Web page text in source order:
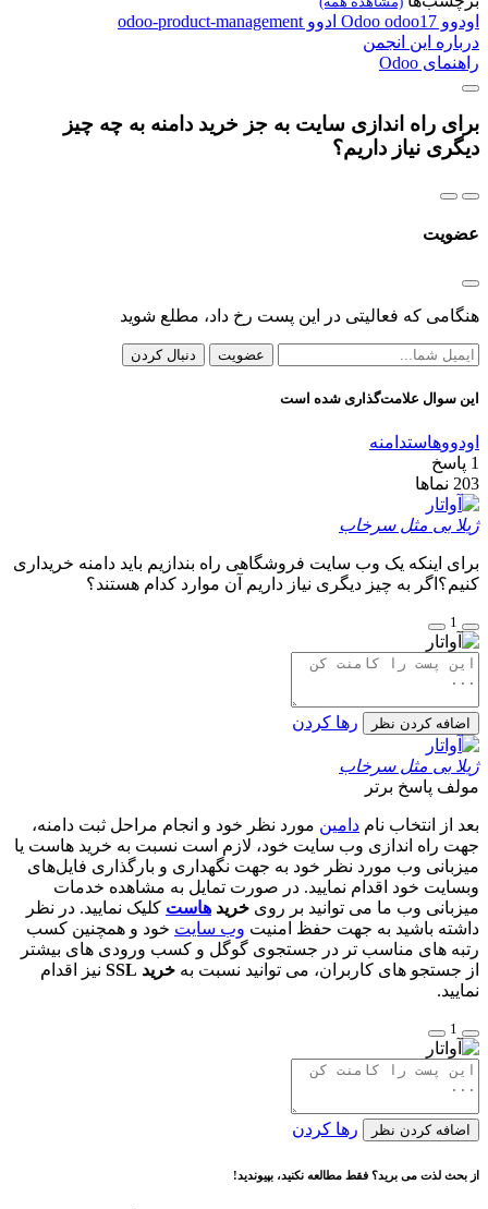
اودوو Odoo odoo17 ادوو odoo-product-management
درباره این انجمن
راهنمای Odoo
برای راه اندازی سایت به جز خرید دامنه به چه چیز
دیگری نیاز داریم؟
عضویت
هنگامی که فعالیتی در این پست رخ داد، مطلع شوید
عضویت دنبال کردن
این سوال علامت‌گذاری شده است
اودووهاستدامنه
1 پاسخ
203 نماها
ژیلا بی مثل سرخاب
برای اینکه یک وب سایت فروشگاهی راه بندازیم باید دامنه خریداری
کنیم؟اگر به چیز دیگری نیاز داریم آن موارد کدام هستند؟
1
اضافه کردن نظر رها کردن
ژیلا بی مثل سرخاب
مولف پاسخ برتر
بعد از انتخاب نام دامین مورد نظر خود و انجام مراحل ثبت دامنه،
جهت راه اندازی وب سایت خود، لازم است نسبت به خرید هاست یا
میزبانی وب مورد نظر خود به جهت نگهداری و بارگذاری فایل‌های
وبسایت خود اقدام نمایید. در صورت تمایل به مشاهده خدمات
میزبانی وب ما می توانید بر روی خرید هاست کلیک نمایید. در نظر
داشته باشید به جهت حفظ امنیت وب سایت خود و همچنین کسب
رتبه های مناسب تر در جستجوی گوگل و کسب ورودی های بیشتر
از جستجو های کاربران، می توانید نسبت به خرید SSL
نیز اقدام
نمایید.
1
اضافه کردن نظر رها کردن
از بحث لذت می برید؟ فقط مطالعه نکنید، بپیوندید!